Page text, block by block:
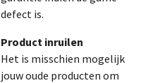
defect is.
Product inruilen
Het is misschien mogelijk
jouw oude producten om